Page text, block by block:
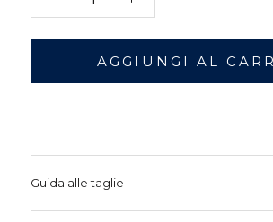
AGGIUNGI AL
Guida alle taglie